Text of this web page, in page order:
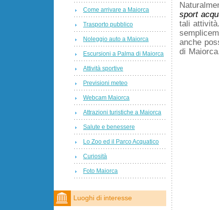
sport
tali
anche
di
Come arrivare a Maiorca
Trasporto pubblico
Noleggio auto a Maiorca
Escursioni a Palma di Maiorca
Attività sportive
Previsioni meteo
Webcam Maiorca
Attrazioni turistiche a Maiorca
Salute e benessere
Lo Zoo ed il Parco Acquatico
Curiosità
Foto Maiorca
Luoghi di interesse